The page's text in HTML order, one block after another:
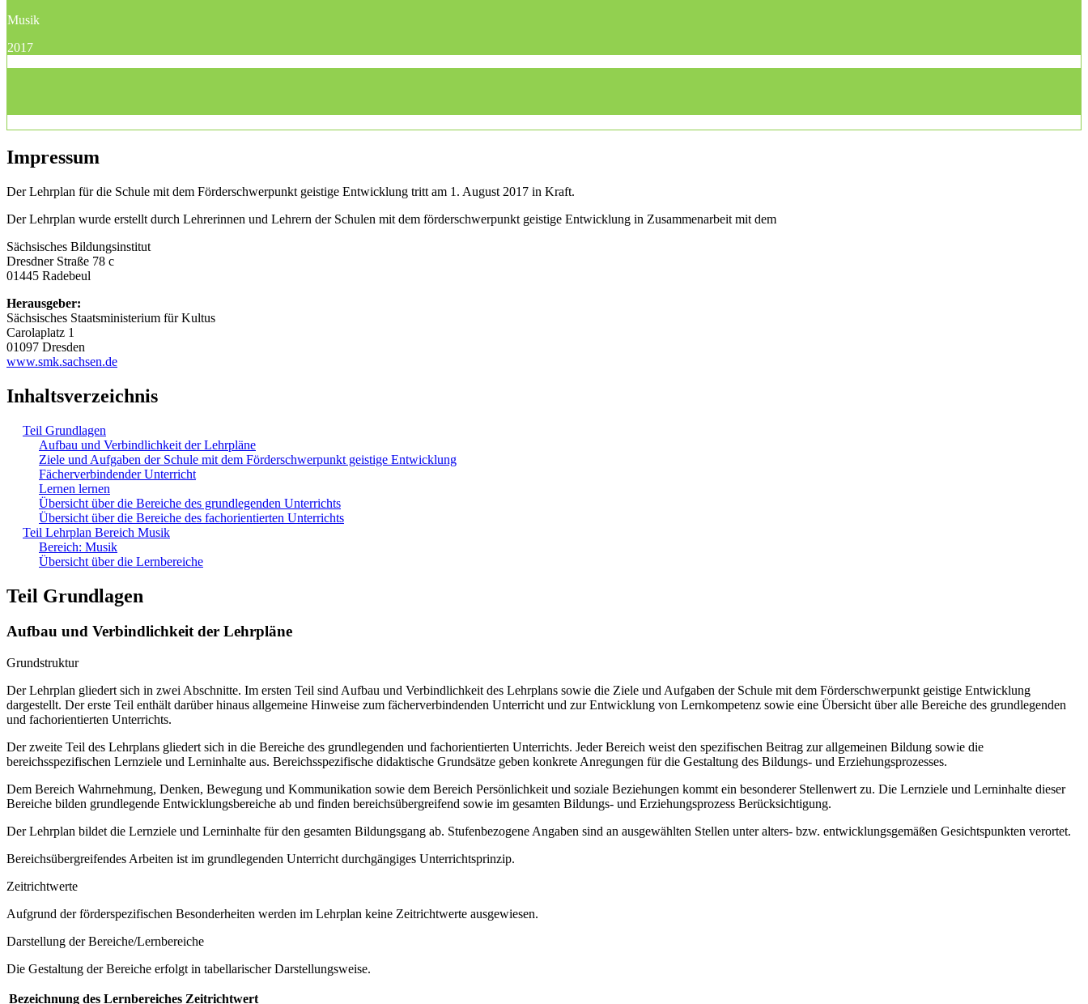
Musik
2017
Impressum
Der Lehrplan für die Schule mit dem Förderschwerpunkt geistige Entwicklung tritt am 1. August 2017 in Kraft.
Der Lehrplan wurde erstellt durch Lehrerinnen und Lehrern der Schulen mit dem förderschwerpunkt geistige Entwicklung in Zusammenarbeit mit dem
Sächsisches Bildungsinstitut
Dresdner Straße 78 c
01445 Radebeul
Herausgeber:
Sächsisches Staatsministerium für Kultus
Carolaplatz 1
01097 Dresden
www.smk.sachsen.de
Inhaltsverzeichnis
Teil Grundlagen
Aufbau und Verbindlichkeit der Lehrpläne
Ziele und Aufgaben der Schule mit dem Förderschwerpunkt geistige Entwicklung
Fächerverbindender Unterricht
Lernen lernen
Übersicht über die Bereiche des grundlegenden Unterrichts
Übersicht über die Bereiche des fachorientierten Unterrichts
Teil Lehrplan Bereich Musik
Bereich: Musik
Übersicht über die Lernbereiche
Teil Grundlagen
Aufbau und Verbindlichkeit der Lehrpläne
Grundstruktur
Der Lehrplan gliedert sich in zwei Abschnitte. Im ersten Teil sind Aufbau und Verbindlichkeit des Lehrplans sowie die Ziele und Aufgaben der Schule mit dem Förderschwerpunkt geistige Entwicklung
dargestellt. Der erste Teil enthält darüber hinaus allgemeine Hinweise zum fächerverbindenden Unterricht und zur Entwicklung von Lernkompetenz sowie eine Übersicht über alle Bereiche des grundlegenden
und fachorientierten Unterrichts.
Der zweite Teil des Lehrplans gliedert sich in die Bereiche des grundlegenden und fachorientierten Unterrichts. Jeder Bereich weist den spezifischen Beitrag zur allgemeinen Bildung sowie die
bereichsspezifischen Lernziele und Lerninhalte aus. Bereichsspezifische didaktische Grundsätze geben konkrete Anregungen für die Gestaltung des Bildungs- und Erziehungsprozesses.
Dem Bereich Wahrnehmung, Denken, Bewegung und Kommunikation sowie dem Bereich Persönlichkeit und soziale Beziehungen kommt ein besonderer Stellenwert zu. Die Lernziele und Lerninhalte dieser
Bereiche bilden grundlegende Entwicklungsbereiche ab und finden bereichsübergreifend sowie im gesamten Bildungs- und Erziehungsprozess Berücksichtigung.
Der Lehrplan bildet die Lernziele und Lerninhalte für den gesamten Bildungsgang ab. Stufenbezogene Angaben sind an ausgewählten Stellen unter alters- bzw. entwicklungsgemäßen Gesichtspunkten verortet.
Bereichsübergreifendes Arbeiten ist im grundlegenden Unterricht durchgängiges Unterrichtsprinzip.
Zeitrichtwerte
Aufgrund der förderspezifischen Besonderheiten werden im Lehrplan keine Zeitrichtwerte ausgewiesen.
Darstellung der Bereiche/Lernbereiche
Die Gestaltung der Bereiche erfolgt in tabellarischer Darstellungsweise.
Bezeichnung des Lernbereiches Zeitrichtwert